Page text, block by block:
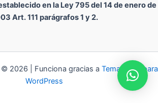
en la Ley 795 del 14 de enero de
Art. 111 parágrafos 1 y 2.
2026 | Funciona gracias a Tema Astra para
WordPress